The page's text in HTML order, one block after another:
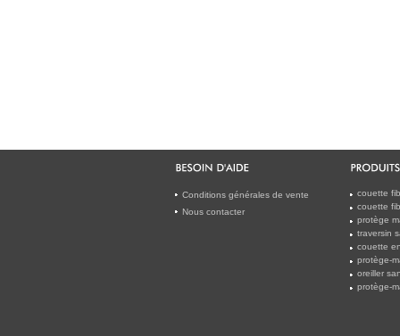
Conditions générales de vente
Nous contacter
couette
couette
protège
traversin
couette
protège-
oreiller
protège-